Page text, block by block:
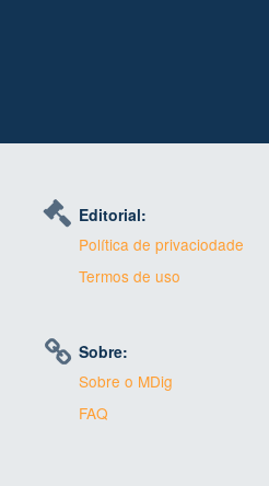
Editorial:
Política de privaciodade
Termos de uso
Sobre:
Sobre o MDig
FAQ